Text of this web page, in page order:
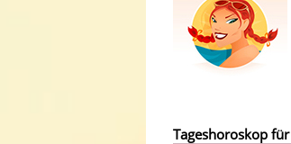
Tageshoroskop